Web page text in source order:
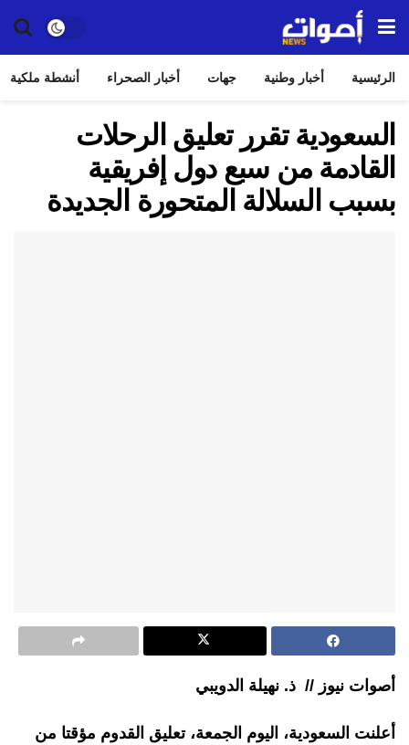
الرئيسية أخبار وطنية جهات أخبار الصحراء أنشطة ملكية
السعودية تقرر تعليق الرحلات
القادمة من سبع دول إفريقية
بسبب السلالة المتحورة الجديدة
أصوات نيوز // ذ. نهيلة الدويبي
أعلنت السعودية، اليوم الجمعة، تعليق القدوم مؤقتا من